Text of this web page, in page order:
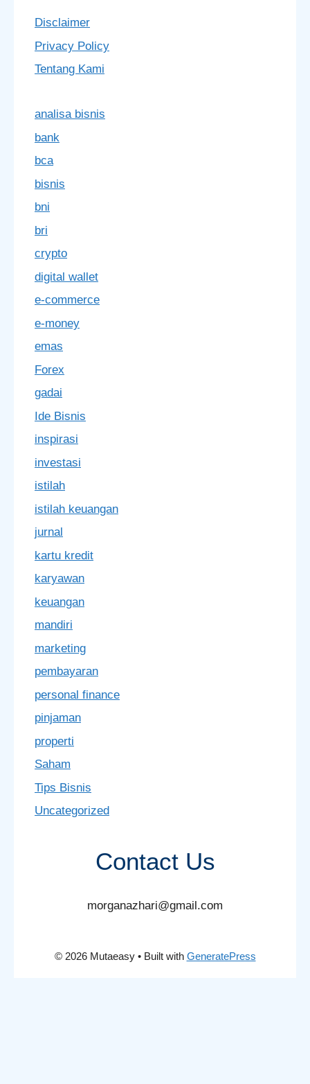
Disclaimer
Privacy Policy
Tentang Kami
analisa bisnis
bank
bca
bisnis
bni
bri
crypto
digital wallet
e-commerce
e-money
emas
Forex
gadai
Ide Bisnis
inspirasi
investasi
istilah
istilah keuangan
jurnal
kartu kredit
karyawan
keuangan
mandiri
marketing
pembayaran
personal finance
pinjaman
properti
Saham
Tips Bisnis
Uncategorized
Contact Us
morganazhari@gmail.com
© 2026 Mutaeasy• Built with GeneratePress